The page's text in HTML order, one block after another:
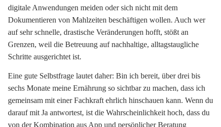
digitale Anwendungen meiden oder sich nicht mit dem
Dokumentieren von Mahlzeiten beschäftigen wollen. Auch wer
auf sehr schnelle, drastische Veränderungen hofft, stößt an
Grenzen, weil die Betreuung auf nachhaltige, alltagstaugliche
Schritte ausgerichtet ist.
Eine gute Selbstfrage lautet daher: Bin ich bereit, über drei bis
sechs Monate meine Ernährung so sichtbar zu machen, dass ich
gemeinsam mit einer Fachkraft ehrlich hinschauen kann. Wenn du
darauf mit Ja antwortest, ist die Wahrscheinlichkeit hoch, dass du
von der Kombination aus App und persönlicher Beratung